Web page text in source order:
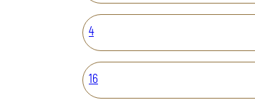
4
16